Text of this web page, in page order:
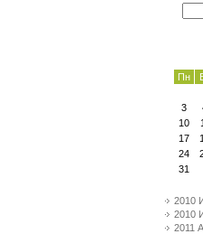
Пн
3
10
17
24
31
2010
2010
2011